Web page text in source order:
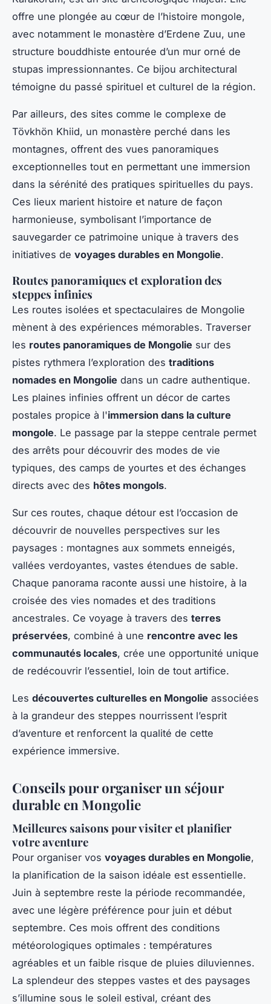
offre une plongée au cœur de l’histoire mongole,
avec notamment le monastère d’Erdene Zuu, une
structure bouddhiste entourée d’un mur orné de
stupas impressionnantes. Ce bijou architectural
témoigne du passé spirituel et culturel de la région.
Par ailleurs, des sites comme le complexe de
Tövkhön Khiid, un monastère perché dans les
montagnes, offrent des vues panoramiques
exceptionnelles tout en permettant une immersion
dans la sérénité des pratiques spirituelles du pays.
Ces lieux marient histoire et nature de façon
harmonieuse, symbolisant l’importance de
sauvegarder ce patrimoine unique à travers des
initiatives de voyages durables en Mongolie.
Routes panoramiques et exploration des
steppes infinies
Les routes isolées et spectaculaires de Mongolie
mènent à des expériences mémorables. Traverser
les routes panoramiques de Mongolie sur des
pistes rythmera l’exploration des traditions
nomades en Mongolie dans un cadre authentique.
Les plaines infinies offrent un décor de cartes
postales propice à l'immersion dans la culture
mongole. Le passage par la steppe centrale permet
des arrêts pour découvrir des modes de vie
typiques, des camps de yourtes et des échanges
directs avec des hôtes mongols.
Sur ces routes, chaque détour est l’occasion de
découvrir de nouvelles perspectives sur les
paysages : montagnes aux sommets enneigés,
vallées verdoyantes, vastes étendues de sable.
Chaque panorama raconte aussi une histoire, à la
croisée des vies nomades et des traditions
ancestrales. Ce voyage à travers des terres
préservées, combiné à une rencontre avec les
communautés locales, crée une opportunité unique
de redécouvrir l’essentiel, loin de tout artifice.
Les découvertes culturelles en Mongolie associées
à la grandeur des steppes nourrissent l’esprit
d’aventure et renforcent la qualité de cette
expérience immersive.
Conseils pour organiser un séjour
durable en Mongolie
Meilleures saisons pour visiter et planifier
votre aventure
Pour organiser vos voyages durables en Mongolie,
la planification de la saison idéale est essentielle.
Juin à septembre reste la période recommandée,
avec une légère préférence pour juin et début
septembre. Ces mois offrent des conditions
météorologiques optimales : températures
agréables et un faible risque de pluies diluviennes.
La splendeur des steppes vastes et des paysages
s’illumine sous le soleil estival, créant des